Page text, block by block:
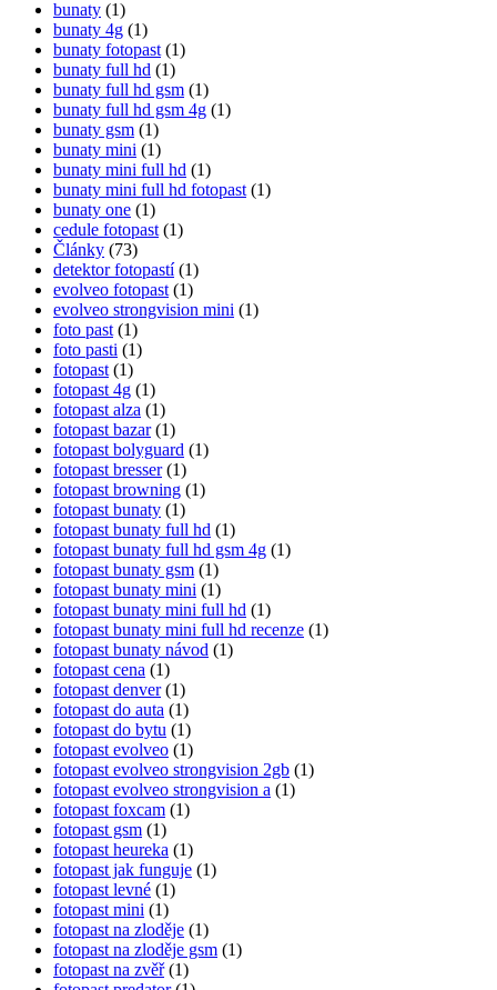
bunaty (1)
bunaty 4g (1)
bunaty fotopast (1)
bunaty full hd (1)
bunaty full hd gsm (1)
bunaty full hd gsm 4g (1)
bunaty gsm (1)
bunaty mini (1)
bunaty mini full hd (1)
bunaty mini full hd fotopast (1)
bunaty one (1)
cedule fotopast (1)
Články (73)
detektor fotopastí(1)
evolveo fotopast (1)
evolveo strongvision mini (1)
foto past (1)
foto pasti (1)
fotopast (1)
fotopast 4g (1)
fotopast alza (1)
fotopast bazar(1)
fotopast bolyguard (1)
fotopast bresser(1)
fotopast browning (1)
fotopast bunaty (1)
fotopast bunaty full hd (1)
fotopast bunaty full hd gsm 4g (1)
fotopast bunaty gsm (1)
fotopast bunaty mini (1)
fotopast bunaty mini full hd (1)
fotopast bunaty mini full hd recenze (1)
fotopast bunaty návod (1)
fotopast cena (1)
fotopast denver(1)
fotopast do auta (1)
fotopast do bytu (1)
fotopast evolveo (1)
fotopast evolveo strongvision 2gb (1)
fotopast evolveo strongvision a (1)
fotopast foxcam (1)
fotopast gsm (1)
fotopast heureka (1)
fotopast jak funguje (1)
fotopast levné (1)
fotopast mini (1)
fotopast na zloděje (1)
fotopast na zloděje gsm (1)
fotopast na zvěř(1)